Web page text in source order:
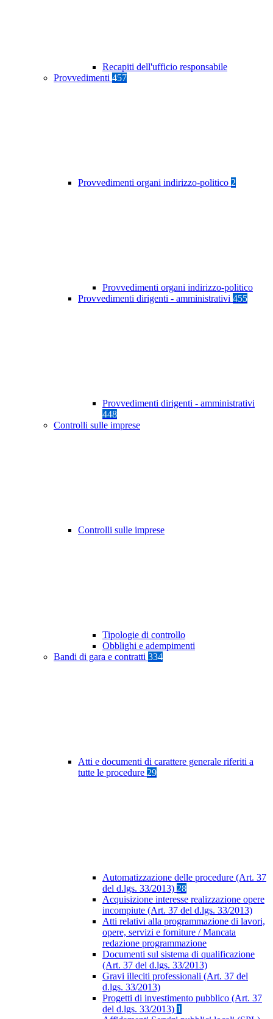
Recapiti dell'ufficio responsabile
Provvedimenti 457
Provvedimenti organi indirizzo-politico 2
Provvedimenti organi indirizzo-politico
Provvedimenti dirigenti - amministrativi 455
Provvedimenti dirigenti - amministrativi
448
Controlli sulle imprese
Controlli sulle imprese
Tipologie di controllo
Obblighi e adempimenti
Bandi di gara e contratti 334
Atti e documenti di carattere generale riferiti a
tutte le procedure 29
Automatizzazione delle procedure (Art. 37
del d.lgs. 33/2013) 28
Acquisizione interesse realizzazione opere
incompiute (Art. 37 del d.lgs. 33/2013)
Atti relativi alla programmazione di lavori,
opere, servizi e forniture / Mancata
redazione programmazione
Documenti sul sistema di qualificazione
(Art. 37 del d.lgs. 33/2013)
Gravi illeciti professionali (Art. 37 del
d.lgs. 33/2013)
Progetti di investimento pubblico (Art. 37
del d.lgs. 33/2013) 1